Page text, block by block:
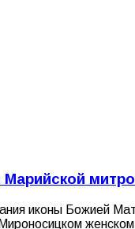
иконы Божией